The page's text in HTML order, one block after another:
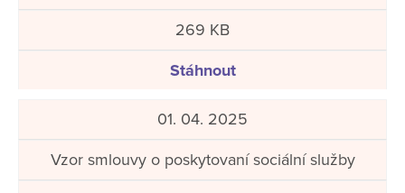
269 KB
Stáhnout
01. 04. 2025
Vzor smlouvy o poskytovaní sociální služby